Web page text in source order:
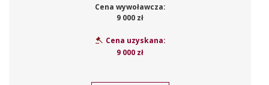
Cena wywoławcza:
9 000 zł
Cena uzyskana:
9 000 zł